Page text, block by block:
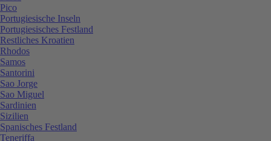
Pico
Portugiesische Inseln
Portugiesisches Festland
Restliches Kroatien
Rhodos
Samos
Santorini
Sao Jorge
Sao Miguel
Sardinien
Sizilien
Spanisches Festland
Teneriffa